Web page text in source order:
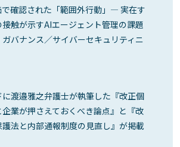
確認された「範囲外行動」― 実在す
触が示すAIエージェント管理の課題
バナンス／サイバーセキュリティニ
渡邉雅之弁護士が執筆した『改正個
業が押さえておくべき論点』と『改
法と内部通報制度の見直し』が掲載